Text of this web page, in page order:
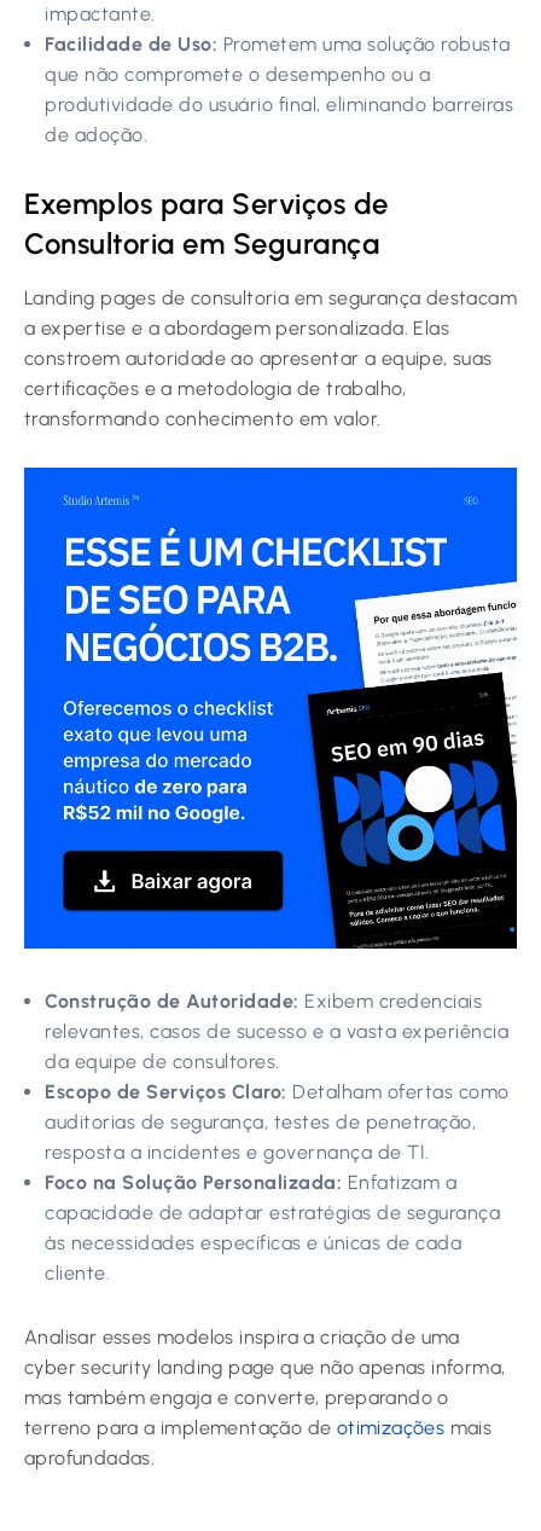
impactante.
Facilidade de Uso: Prometem uma solução robusta
que não compromete o desempenho ou a
produtividade do usuário final, eliminando barreiras
de adoção.
Exemplos para Serviços de
Consultoria em Segurança
Landing pages de consultoria em segurança destacam
a expertise e a abordagem personalizada. Elas
constroem autoridade ao apresentar a equipe, suas
certificações e a metodologia de trabalho,
transformando conhecimento em valor.
Construção de Autoridade: Exibem credenciais
relevantes, casos de sucesso e a vasta experiência
da equipe de consultores.
Escopo de Serviços Claro: Detalham ofertas como
auditorias de segurança, testes de penetração,
resposta a incidentes e governança de TI.
Foco na Solução Personalizada: Enfatizam a
capacidade de adaptar estratégias de segurança
às necessidades específicas e únicas de cada
cliente.
Analisar esses modelos inspira a criação de uma
cyber security landing page que não apenas informa,
mas também engaja e converte, preparando o
terreno para a implementação de otimizações mais
aprofundadas.